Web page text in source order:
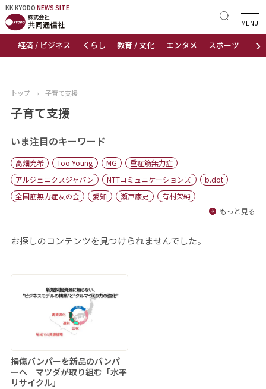
KK KYODO NEWS SITE
›
経済 / ビジネス くらし 教育 / 文化 エンタメ スポーツ 地域
MENU
KK KYODONEWS SITE
トップページ
ニュース
おすすめコンテンツ
出版物
会社概要
トップ › 子育て支援
子育て支援
いま注目のキーワード
高畑充希 Too Young MG
重症筋無力症
アルジェニクスジャパン
NTTコミュニケーションズ
b.dot
全国筋無力症友の会
愛知 瀬戸康史
有村架純
もっと見る
お探しのコンテンツを見つけられませんでした。
損傷バンパーを新品のバンパ
ーへ マツダが取り組む「水平
リサイクル」